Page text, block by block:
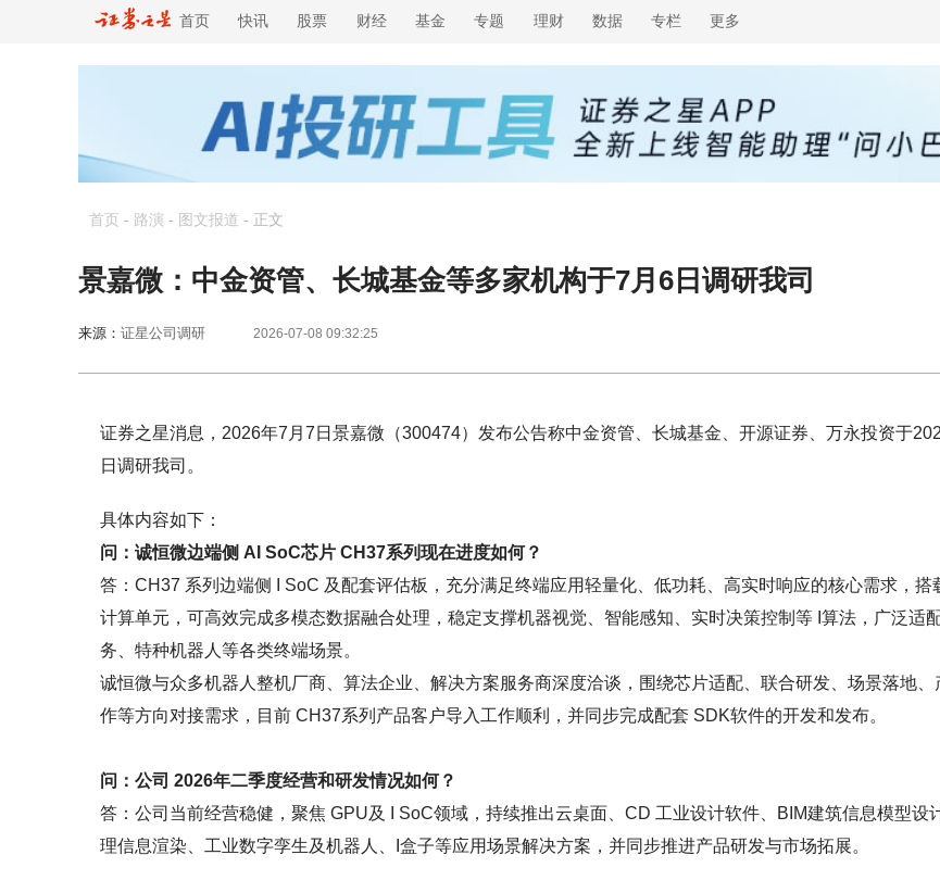
首页 快讯 股票 财经 基金 专题 理财 数据 专栏 更多
首页 - 路演 - 图文报道 - 正文
景嘉微：中金资管、长城基金等多家机构于7月6日调研我司
来源： 证星公司调研 2026-07-08 09:32:25
证券之星消息，2026年7月7日景嘉微（300474）发布公告称中金资管、长城基金、开源证券、万永投资于
日调研我司。
具体内容如下：
问：诚恒微边端侧 AI SoC芯片 CH37系列现在进度如何？
答：CH37 系列边端侧 I SoC 及配套评估板，充分满足终端应用轻量化、低功耗、高实时响应的核心需求，搭
计算单元，可高效完成多模态数据融合处理，稳定支撑机器视觉、智能感知、实时决策控制等 I算法，广泛适
务、特种机器人等各类终端场景。
诚恒微与众多机器人整机厂商、算法企业、解决方案服务商深度洽谈，围绕芯片适配、联合研发、场景落地、
作等方向对接需求，目前 CH37系列产品客户导入工作顺利，并同步完成配套 SDK软件的开发和发布。
问：公司 2026年二季度经营和研发情况如何？
答：公司当前经营稳健，聚焦 GPU及 I SoC领域，持续推出云桌面、CD 工业设计软件、BIM建筑信息模型设
理信息渲染、工业数字孪生及机器人、I盒子等应用场景解决方案，并同步推进产品研发与市场拓展。